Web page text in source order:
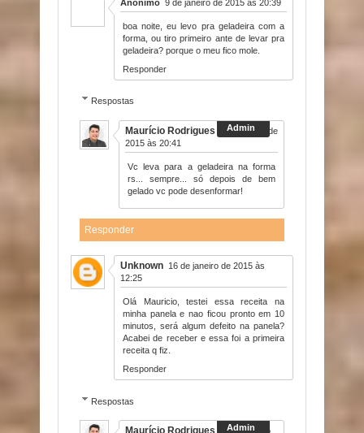
Anônimo 9 de janeiro de 2015 às 20:39
boa noite, eu levo pra geladeira com a
forma, ou tiro primeiro ante de levar pra
geladeira? porque o meu fico mole.
Responder
Respostas
Maurício Rodrigues
9 de janeiro de
2015 às 20:41
Vc leva para a geladeira na forma
rs... sempre... só depois de bem
gelado vc pode desenformar!
Responder
Unknown 16 de janeiro de 2015 às
12:25
Olá Mauricio, testei essa receita na
minha panela e nao ficou pronto em 10
minutos, será algum defeito na panela?
Acabei de receber e essa foi a primeira
receita q fiz.
Responder
Respostas
16 de janeiro